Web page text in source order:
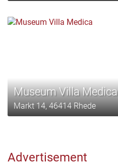
Museum Villa Medica
Markt 14, 46414 Rhede
Advertisement